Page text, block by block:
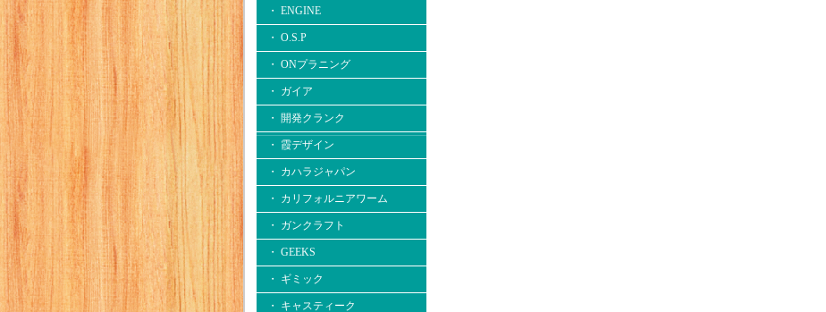
・ ENGINE
・ O.S.P
・ ONプラニング
・ ガイア
・ 開発クランク
・ 霞デザイン
・ カハラジャパン
・ カリフォルニアワーム
・ ガンクラフト
・ GEEKS
・ ギミック
・ キャスティーク